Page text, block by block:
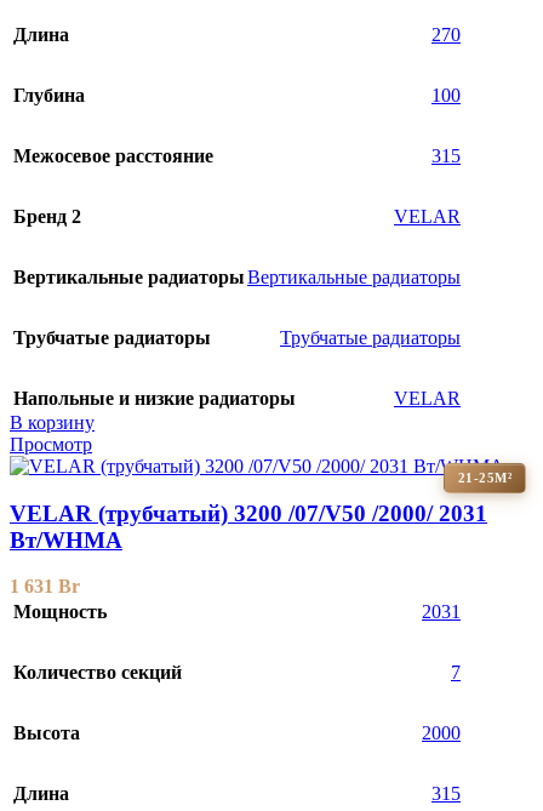
Длина 270
Глубина 100
Межосевое расстояние 315
Бренд 2 VELAR
Вертикальные радиаторыВертикальные радиаторы
Трубчатые радиаторы Трубчатые радиаторы
Напольные и низкие радиаторы
VELAR
В корзину
Просмотр
21-25М²
VELAR (трубчатый) 3200 /07/V50 /2000/ 2031
Bт/WHMA
1 631 Br
Мощность
2031
Количество секций 7
Высота 2000
Длина 315